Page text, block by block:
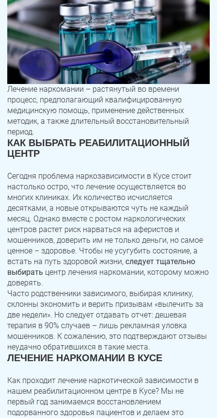
Лечение наркомании – растянутый во времени
процесс, предполагающий квалифицированную
медицинскую помощь, применение действенных
методик, а также длительный восстановительный
период.
КАК ВЫБРАТЬ РЕАБИЛИТАЦИОННЫЙ
ЦЕНТР
Сегодня проблема наркозависимости в Кусе стоит
настолько остро, что лечение осуществляется во
многих клиниках. Их количество исчисляется
десятками, а новые открываются чуть не каждый
месяц. Однако вместе с ростом наркологических
центров растет риск нарваться на аферистов и
мошенников, доверить им не только деньги, но самое
ценное – здоровье. Чтобы не усугубить состояние, а
встать на путь здоровой жизни, следует тщательно
выбирать центр лечения наркомании, которому можно
доверять.
Часто родственники зависимого, выбирая клинику,
склонны экономить и верить призывам «вылечить за
две недели». Но следует отдавать отчет: дешевая
терапия в 90% случаев – лишь рекламная уловка
мошенников. К сожалению, это подтверждают отзывы
неудачно обратившихся в такие места.
ЛЕЧЕНИЕ НАРКОМАНИИ В КУСЕ
Как проходит лечение наркотической зависимости в
нашем реабилитационном центре в Кусе? Мы не
первый год занимаемся восстановлением
подорванного здоровья пациентов и делаем это